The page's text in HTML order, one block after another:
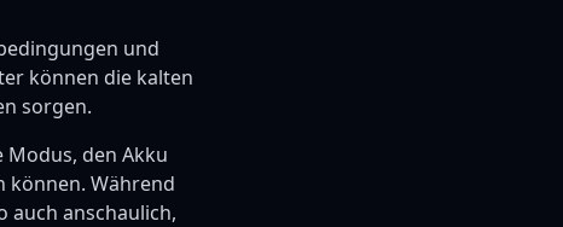
und
können die kalten
sorgen.
den Akku
können. Während
auch anschaulich,